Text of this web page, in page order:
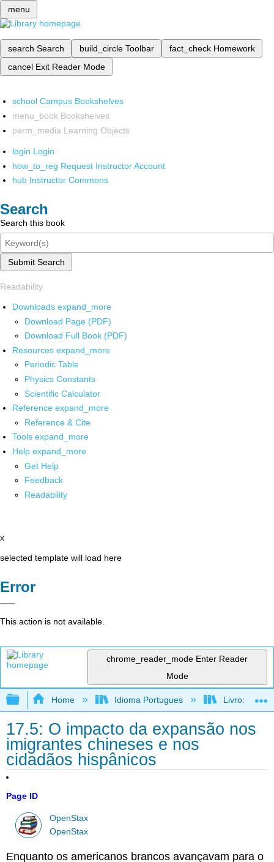
menu
search Search build_circle Toolbar fact_check Homework
cancel Exit Reader Mode
school Campus Bookshelves
menu_book Bookshelves
perm_media Learning Objects
login Login
how_to_reg Request Instructor Account
hub Instructor Commons
Search
Search this book
Submit Search
Readability
Downloads expand_more
Download Page (PDF)
Download Full Book (PDF)
Resources expand_more
Periodic Table
Physics Constants
Scientific Calculator
Reference expand_more
Reference & Cite
Tools expand_more
Help expand_more
Get Help
Feedback
Readability
x
selected template will load here
Error
This action is not available.
chrome_reader_mode Enter Reader
Mode
Expand/collapse global hierarchy
Home Idioma Portugues Livro:
17.5: O impacto da expansão nos
imigrantes chineses e nos
cidadãos hispânicos
Page ID
OpenStax
OpenStax
Enquanto os americanos brancos avançavam para o